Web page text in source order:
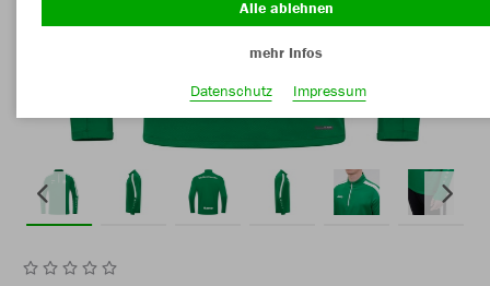
Alle ablehnen
mehr Infos
Datenschutz
Impressum